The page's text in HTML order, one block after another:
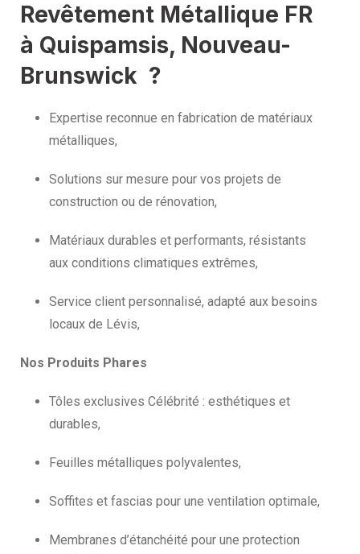
Revêtement Métallique FR
à Quispamsis, Nouveau-
Brunswick ?
Expertise reconnue en fabrication de matériaux
métalliques,
Solutions sur mesure pour vos projets de
construction ou de rénovation,
Matériaux durables et performants, résistants
aux conditions climatiques extrêmes,
Service client personnalisé, adapté aux besoins
locaux de Lévis,
Nos Produits Phares
Tôles exclusives Célébrité : esthétiques et
durables,
Feuilles métalliques polyvalentes,
Soffites et fascias pour une ventilation optimale,
Membranes d’étanchéité pour une protection